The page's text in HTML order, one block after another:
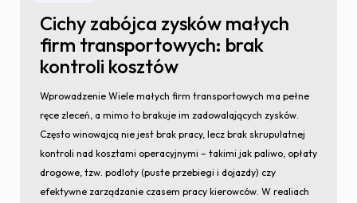
Cichy zabójca zysków małych
firm transportowych: brak
kontroli kosztów
Wprowadzenie Wiele małych firm transportowych ma pełne
ręce zleceń, a mimo to brakuje im zadowalających zysków.
Często winowajcą nie jest brak pracy, lecz brak skrupulatnej
kontroli nad kosztami operacyjnymi – takimi jak paliwo, opłaty
drogowe, tzw. podloty (puste przebiegi i dojazdy) czy
efektywne zarządzanie czasem pracy kierowców. W realiach